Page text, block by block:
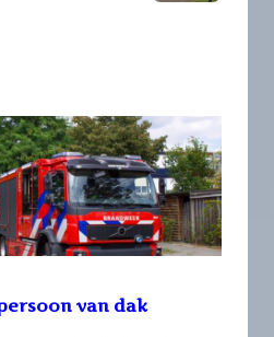
span>
van dak